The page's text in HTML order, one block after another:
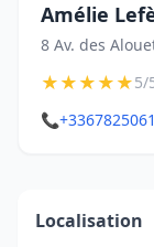
Amélie
8 Av. des
★★★★★5/
📞
Localisation